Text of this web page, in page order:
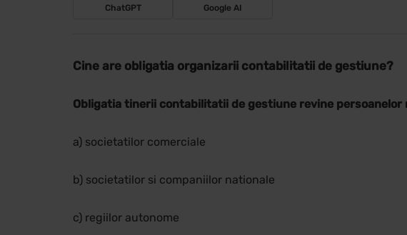
ChatGPT Google AI
Cine are obligatia organizarii contabilitatii de gestiune?
Obligatia tinerii contabilitatii de gestiune revine
a) societatilor comerciale
b) societatilor si companiilor nationale
c) regiilor autonome